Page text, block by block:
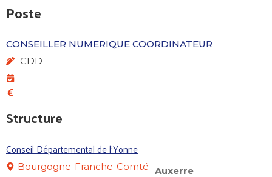
Poste
CONSEILLER NUMERIQUE COORDINATEUR
CDD
Structure
Conseil Départemental de l'Yonne
Bourgogne-Franche-Comté Auxerre